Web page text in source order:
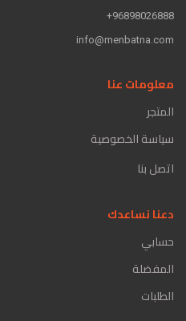
96898026888+
info@menbatna.com
معلومات عنا
المتجر
سياسة الخصوصية
اتصل بنا
دعنا نساعدك
حسابي
المفضلة
الطلبات